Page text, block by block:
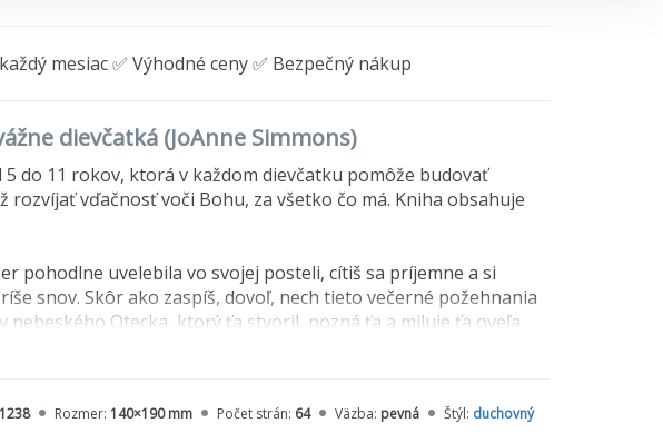
mesiac ✅ Výhodné ceny ✅ Bezpečný nákup
dievčatká (JoAnne Simmons)
do 11 rokov, ktorá v každom dievčatku pomôže budovať
rozvíjať vďačnosť voči Bohu, za všetko čo má. Kniha obsahuje
pohodlne uvelebila vo svojej posteli, cítiš sa príjemne a si
snov. Skôr ako zaspíš, dovoľ, nech tieto večerné požehnania
Otecka, ktorý ťa stvoril, pozná ťa a miluje ťa oveľa
a najlepší pokoj a odpočinok.
Rozmer: 140×190 mm Počet strán: 64 Väzba: pevná Štýl: duchovný